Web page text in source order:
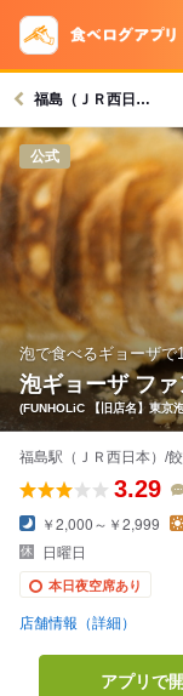
福島（ＪＲ西日本）駅グルメへ
公式
泡で食べるギョーザ
泡ギョーザ フ
(FUNHOLiC 【旧店名】東京
福島駅（ＪＲ西日本）/
3.29
￥2,000～￥2,999
日曜日
本日夜空席あり
店舗情報（詳細）
アプリで
戻る